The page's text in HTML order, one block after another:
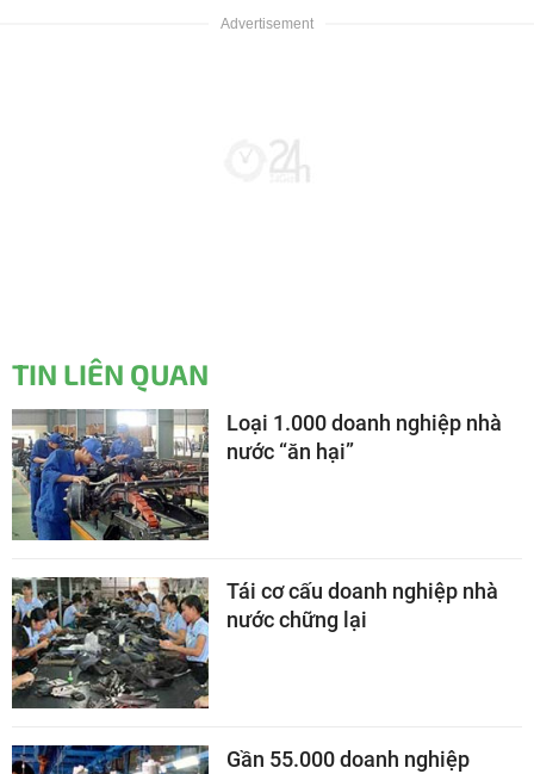
TIN LIÊN QUAN
Loại 1.000 doanh nghiệp nhà
nước “ăn hại”
Tái cơ cấu doanh nghiệp nhà
nước chững lại
Gần 55.000 doanh nghiệp